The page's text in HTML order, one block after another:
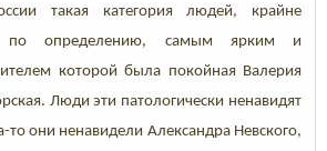
такая категория людей, крайне
по определению, самым ярким и
которой была покойная Валерия
Люди эти патологически ненавидят
то они ненавидели Александра Невского,